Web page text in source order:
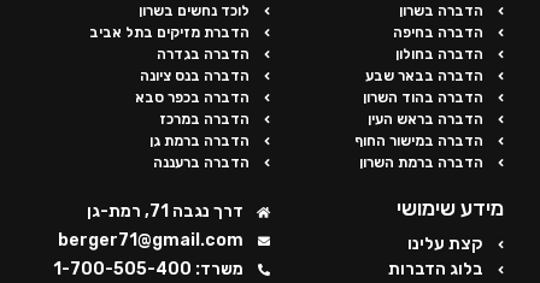
הדברה בשרון
הדברה בחיפה
הדברה בחולון
הדברה בבאר שבע
הדברה בהוד השרון
הדברה בראש העין
הדברה במישור החוף
הדברה ברמת השרון
לוכד נחשים בשרון
הדברת מזיקים בתל אביב
הדברה בגדרה
הדברה בנס ציונה
הדברה בכפר סבא
הדברה במרכז
הדברה ברמת גן
הדברה ברעננה
מידע שימושי
קצת עלינו
בלוג הדברות
דרך נגבה 71, רמת-גן
berger71@gmail.com
משרד: 1-700-505-400